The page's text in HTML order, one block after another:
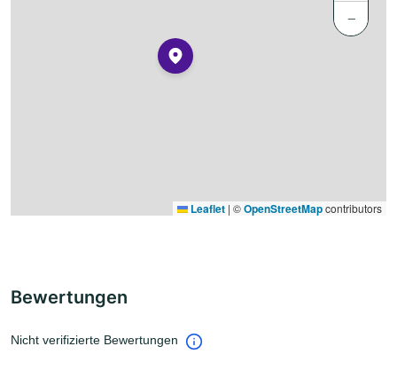
−
Leaflet | ©OpenStreetMapcontributors
Bewertungen
Nicht verifizierte Bewertungen